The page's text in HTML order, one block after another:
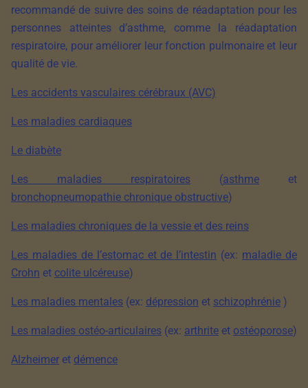
recommandé de suivre des soins de réadaptation pour les
personnes atteintes d’asthme, comme la réadaptation
respiratoire, pour améliorer leur fonction pulmonaire et leur
qualité de vie.
Les accidents vasculaires cérébraux (AVC)
Les maladies cardiaques
Le diabète
Les maladies respiratoires (asthme et
bronchopneumopathie chronique obstructive)
Les maladies chroniques de la vessie et des reins
Les maladies de l’estomac et de l’intestin (ex: maladie de
Crohn et colite ulcéreuse)
Les maladies mentales (ex: dépression et schizophrénie )
Les maladies ostéo-articulaires (ex: arthrite et ostéoporose)
Alzheimer et démence